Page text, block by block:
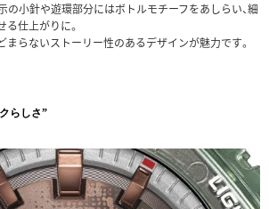
の小針や遊環部分にはボトルモチーフをあしらい、細
仕上がりに。
らないストーリー性のあるデザインが魅力です。
らしさ”